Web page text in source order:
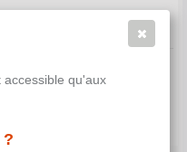
le cadre de votre
pour toute aide
qu'aux
?